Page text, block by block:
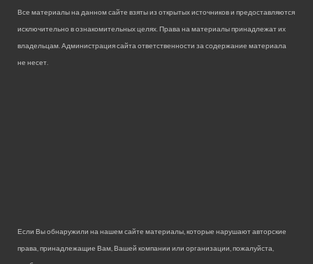
Все материалы на данном сайте взяты из открытых источников и предоставляются
исключительно в ознакомительных целях. Права на материалы принадлежат их
владельцам. Администрация сайта ответственности за содержание материала
не несет.
Если Вы обнаружили на нашем сайте материалы, которые нарушают авторские
права, принадлежащие Вам, Вашей компании или организации, пожалуйста,